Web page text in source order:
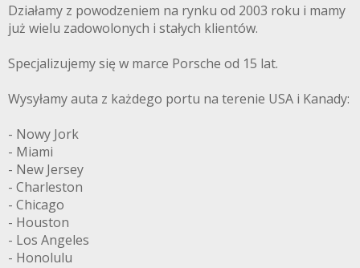
Działamy z powodzeniem na rynku od 2003 roku i mamy
już wielu zadowolonych i stałych klientów.
Specjalizujemy się w marce Porsche od 15 lat.
Wysyłamy auta z każdego portu na terenie USA i Kanady:
- Nowy Jork
- Miami
- New Jersey
- Charleston
- Chicago
- Houston
- Los Angeles
- Honolulu